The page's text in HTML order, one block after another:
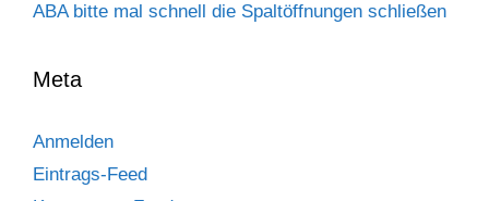
ABA bitte mal schnell die Spaltöffnungen schließen
Meta
Anmelden
Eintrags-Feed